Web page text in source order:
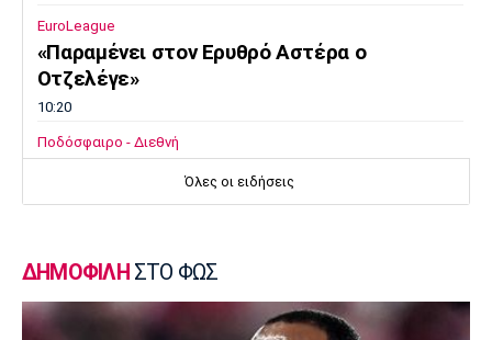
EuroLeague
«Παραμένει στον Ερυθρό Αστέρα ο
Οτζελέγε»
10:20
Ποδόσφαιρο - Διεθνή
«Έχει κλείσει καλά την πόρτα για την
παραχώρηση του Παυλίδη η Μπενφίκα»
Ολυμπιακός: Μέσα Ρέτσος κι Έσε εν όψει
Ναϊμέγκεν
Όλες οι ειδήσεις
ΔΗΜΟΦΙΛΗ ΣΤΟ ΦΩΣ